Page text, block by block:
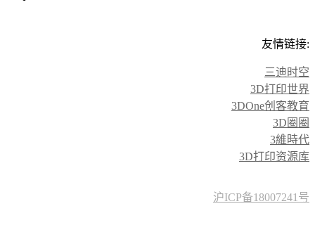
友情链接:
三迪时空
3D打印世界
3DOne创客教育
3D圈圈
3維時代
3D打印资源库
沪ICP备18007241号